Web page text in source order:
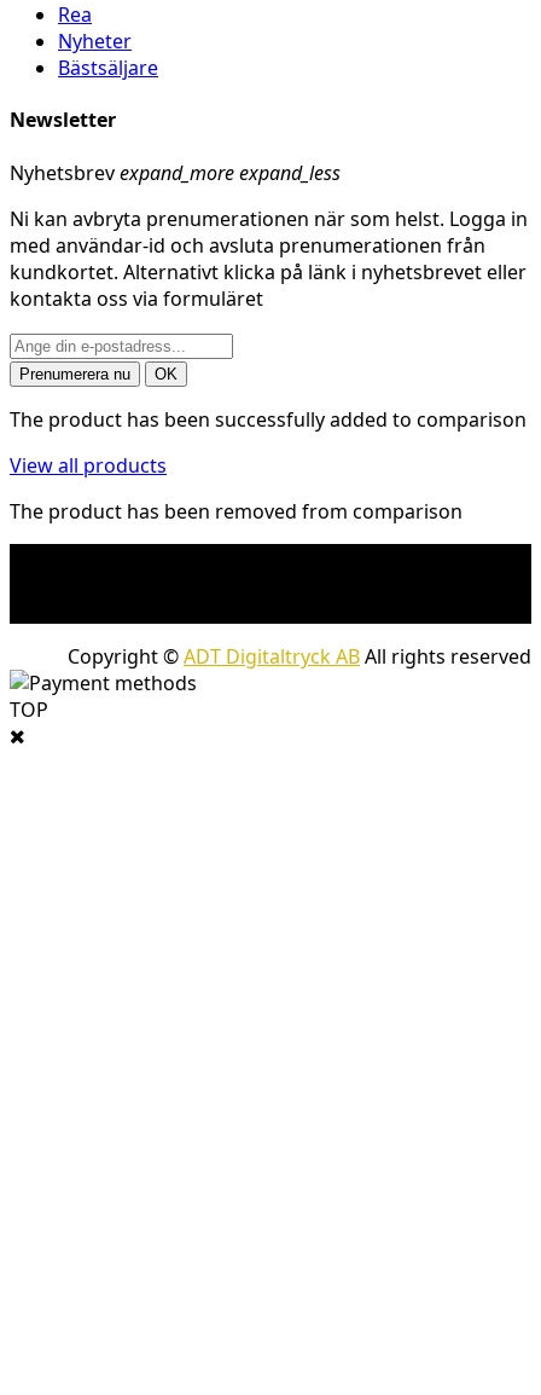
Rea
Nyheter
Bästsäljare
Newsletter
Nyhetsbrevexpand_moreexpand_less
Ni kan avbryta prenumerationen när som helst. Logga in
med användar-id och avsluta prenumerationen från
kundkortet. Alternativt klicka på länk i nyhetsbrevet eller
kontakta oss via formuläret
The product has been successfully added to comparison
View all products
The product has been removed from comparison
Copyright ©ADT Digitaltryck ABAll rights reserved
TOP